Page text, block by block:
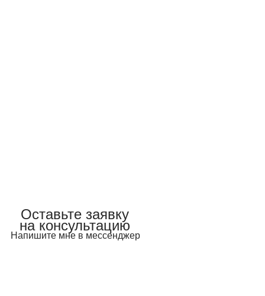
Оставьте заявку
на консультацию
Напишите мне в мессенджер